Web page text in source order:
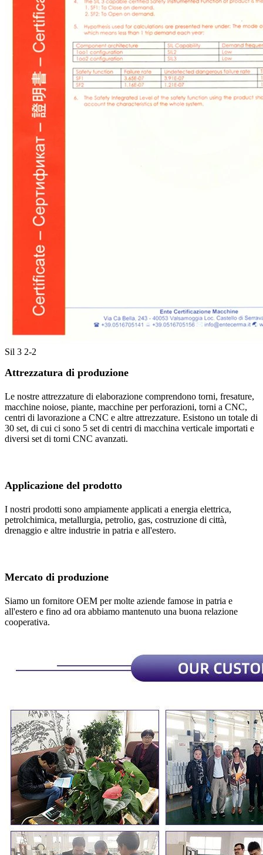
Sil 3 2-2
Attrezzatura di produzione
Le nostre attrezzature di elaborazione comprendono torni, fresature,
macchine noiose, piante, macchine per perforazioni, torni a CNC,
centri di lavorazione a CNC e altre attrezzature. Esistono un totale di
30 set, di cui ci sono 5 set di centri di macchina verticale importati e
diversi set di torni CNC avanzati.
Applicazione del prodotto
I nostri prodotti sono ampiamente applicati a energia elettrica,
petrolchimica, metallurgia, petrolio, gas, costruzione di città,
drenaggio e altre industrie in patria e all'estero.
Mercato di produzione
Siamo un fornitore OEM per molte aziende famose in patria e
all'estero e fino ad ora abbiamo mantenuto una buona relazione
cooperativa.